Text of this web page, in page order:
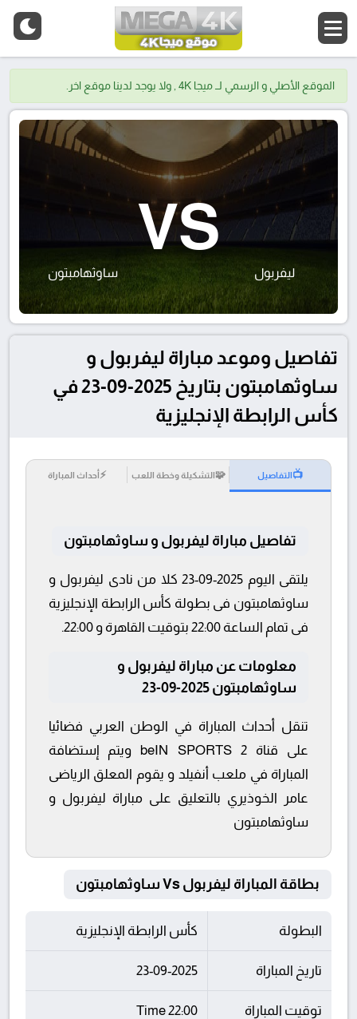
الموقع الأصلي و الرسمي لــ ميجا 4K , ولا يوجد لدينا موقع اخر.
ليفربول
VS
ساوثهامبتون
تفاصيل وموعد مباراة ليفربول و
ساوثهامبتون بتاريخ 2025-09-23 في
كأس الرابطة الإنجليزية
📺التفاصيل 🧩التشكيلة وخطة اللعب ⚡أحداث المباراة
تفاصيل مباراة ليفربول و ساوثهامبتون
يلتقى اليوم 2025-09-23 كلا من نادى ليفربول و
ساوثهامبتون فى بطولة كأس الرابطة الإنجليزية
فى تمام الساعة 22:00 بتوقيت القاهرة و 22:00.
معلومات عن مباراة ليفربول و
ساوثهامبتون 2025-09-23
تنقل أحداث المباراة في الوطن العربي فضائيا
على قناة beIN SPORTS 2 ويتم إستضافة
المباراة في ملعب أنفيلد و يقوم المعلق الرياضى
عامر الخوذيري بالتعليق على مباراة ليفربول و
ساوثهامبتون
بطاقة المباراة ليفربول Vs ساوثهامبتون
البطولة كأس الرابطة الإنجليزية
تاريخ المباراة 23-09-2025
توقيت المباراة 22:00 Time